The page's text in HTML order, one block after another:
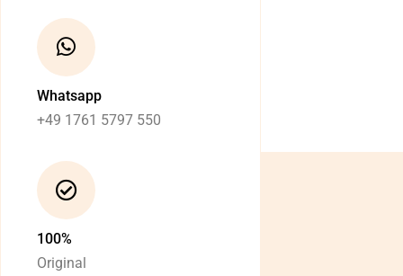
Whatsapp
+49 1761 5797 550
100%
Original